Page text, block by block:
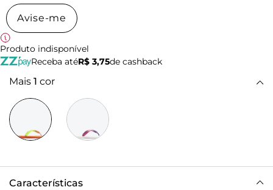
Avise-me
Produto indisponível
Receba atéR$ 3,75de cashback
Mais 1 cor
Características